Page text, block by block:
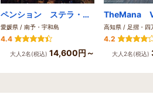
ペンション ステラ・ミラ
愛媛県 / 南予・宇和島
4.4
大人2名(税込) 14,600円～
高知県 / 足摺・四
4.2
大人2名(税込)